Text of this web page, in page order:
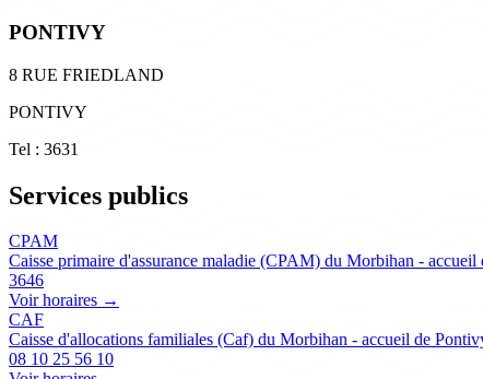
PONTIVY
8 RUE FRIEDLAND
PONTIVY
Tel : 3631
Services publics
CPAM
Caisse primaire d'assurance maladie (CPAM) du Morbihan - accueil
3646
Voir horaires →
CAF
Caisse d'allocations familiales (Caf) du Morbihan - accueil de
08 10 25 56 10